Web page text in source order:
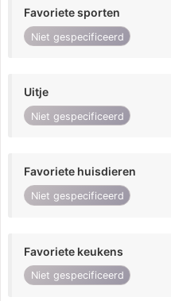
Favoriete sporten
Niet gespecificeerd
Uitje
Niet gespecificeerd
Favoriete huisdieren
Niet gespecificeerd
Favoriete keukens
Niet gespecificeerd